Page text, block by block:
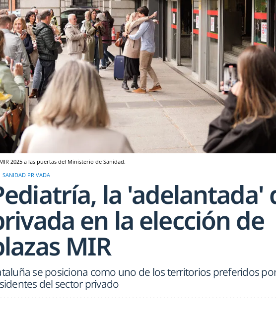
2025 a las puertas del Ministerio de Sanidad.
SANIDAD PRIVADA
la 'adelantada'
en la elección de
MIR
se posiciona como uno de los territorios preferidos
del sector privado